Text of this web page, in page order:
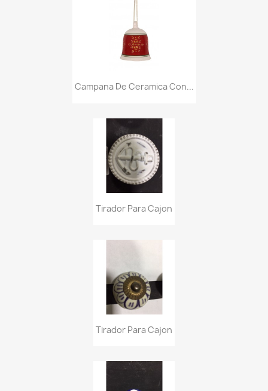
Campana De Ceramica Con...
Tirador Para Cajon
Tirador Para Cajon